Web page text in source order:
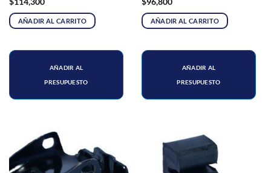
$114,300
AÑADIR AL CARRITO
AÑADIR AL
PRESUPUESTO
$96,800
AÑADIR AL CARRITO
AÑADIR AL
PRESUPUESTO